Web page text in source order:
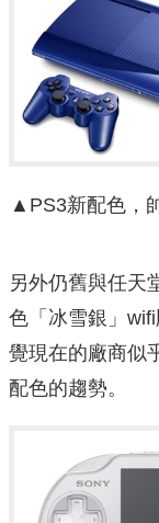
▲PS3新配色，
另外仍舊與任天
色「冰雪銀」
覺現在的廠商似
配色的趨勢。